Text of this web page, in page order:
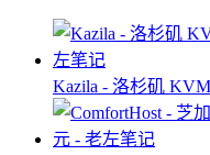
Kazila - 洛杉矶